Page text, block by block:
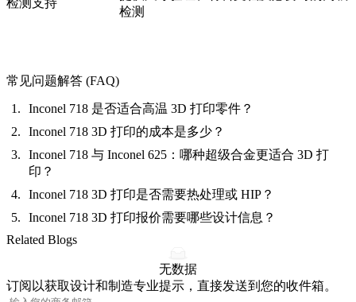
检测支持
检测
常见问题解答 (FAQ)
Inconel 718 是否适合高温 3D 打印零件？
Inconel 718 3D 打印的成本是多少？
Inconel 718 与 Inconel 625：哪种超级合金更适合 3D 打
印？
Inconel 718 3D 打印是否需要热处理或 HIP？
Inconel 718 3D 打印报价需要哪些设计信息？
Related Blogs
无数据
订阅以获取设计和制造专业提示，直接发送到您的收件箱。